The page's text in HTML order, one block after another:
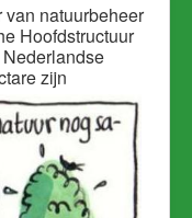
van natuurbeheer
Hoofdstructuur
zijn